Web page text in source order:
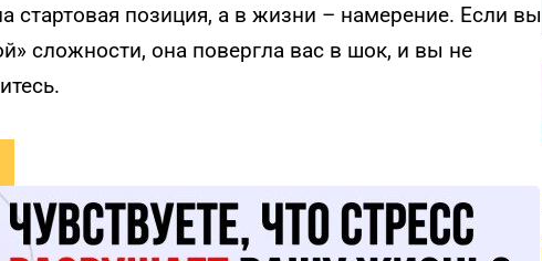
стартовая позиция, а в жизни – намерение. Если вы
сложности, она повергла вас в шок, и вы не